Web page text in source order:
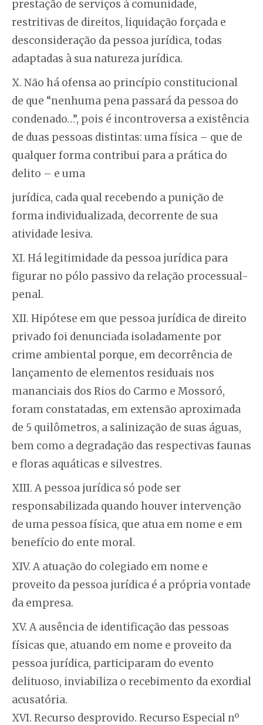
prestação de serviços à comunidade,
restritivas de direitos, liquidação forçada e
desconsideração da pessoa jurídica, todas
adaptadas à sua natureza jurídica.
X. Não há ofensa ao princípio constitucional
de que “nenhuma pena passará da pessoa do
condenado…”, pois é incontroversa a existência
de duas pessoas distintas: uma física – que de
qualquer forma contribui para a prática do
delito – e uma
jurídica, cada qual recebendo a punição de
forma individualizada, decorrente de sua
atividade lesiva.
XI. Há legitimidade da pessoa jurídica para
figurar no pólo passivo da relação processual-
penal.
XII. Hipótese em que pessoa jurídica de direito
privado foi denunciada isoladamente por
crime ambiental porque, em decorrência de
lançamento de elementos residuais nos
mananciais dos Rios do Carmo e Mossoró,
foram constatadas, em extensão aproximada
de 5 quilômetros, a salinização de suas águas,
bem como a degradação das respectivas faunas
e floras aquáticas e silvestres.
XIII. A pessoa jurídica só pode ser
responsabilizada quando houver intervenção
de uma pessoa física, que atua em nome e em
benefício do ente moral.
XIV. A atuação do colegiado em nome e
proveito da pessoa jurídica é a própria vontade
da empresa.
XV. A ausência de identificação das pessoas
físicas que, atuando em nome e proveito da
pessoa jurídica, participaram do evento
delituoso, inviabiliza o recebimento da exordial
acusatória.
XVI. Recurso desprovido. Recurso Especial nº